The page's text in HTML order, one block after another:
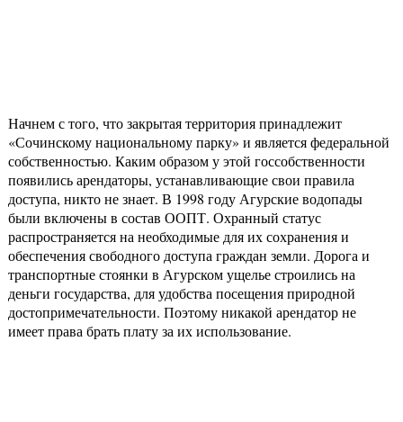
Начнем с того, что закрытая территория принадлежит
«Сочинскому национальному парку» и является федеральной
собственностью. Каким образом у этой госсобственности
появились арендаторы, устанавливающие свои правила
доступа, никто не знает. В 1998 году Агурские водопады
были включены в состав ООПТ. Охранный статус
распространяется на необходимые для их сохранения и
обеспечения свободного доступа граждан земли. Дорога и
транспортные стоянки в Агурском ущелье строились на
деньги государства, для удобства посещения природной
достопримечательности. Поэтому никакой арендатор не
имеет права брать плату за их использование.